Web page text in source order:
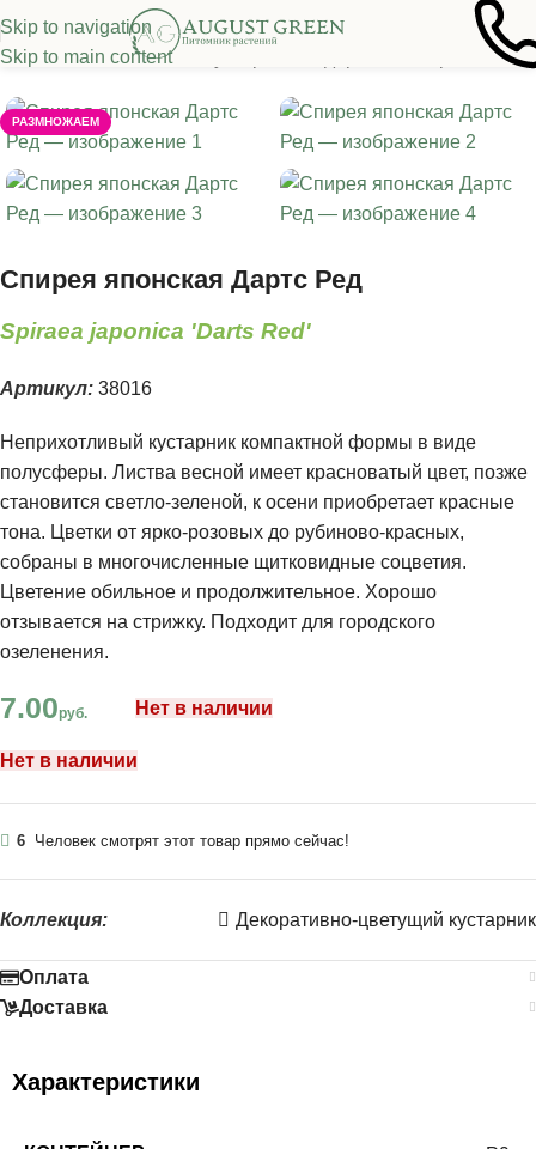
Skip to navigation
Skip to main content
Главная/Лиственные кустарники и деревья
РАЗМНОЖАЕМ
Спирея японская Дартс Ред
Spiraea japonica 'Darts Red'
Артикул: 38016
Неприхотливый кустарник компактной формы в виде
полусферы. Листва весной имеет красноватый цвет, позже
становится светло-зеленой, к осени приобретает красные
тона. Цветки от ярко-розовых до рубиново-красных,
собраны в многочисленные щитковидные соцветия.
Цветение обильное и продолжительное. Хорошо
отзывается на стрижку. Подходит для городского
озеленения.
7.00руб. Нет в наличии
Нет в наличии
6 Человек смотрят этот товар прямо сейчас!
Коллекция: Декоративно-цветущий кустарник
Оплата
Доставка
Характеристики